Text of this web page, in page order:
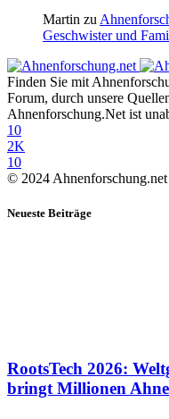
Martin zu
Geschwister und
Finden Sie mit
Forum, durch unsere
Ahnenforschung.Net ist
10
2K
10
© 2024 Ahnenforschung.net
Neueste Beiträge
RootsTech 2026:
bringt Millionen